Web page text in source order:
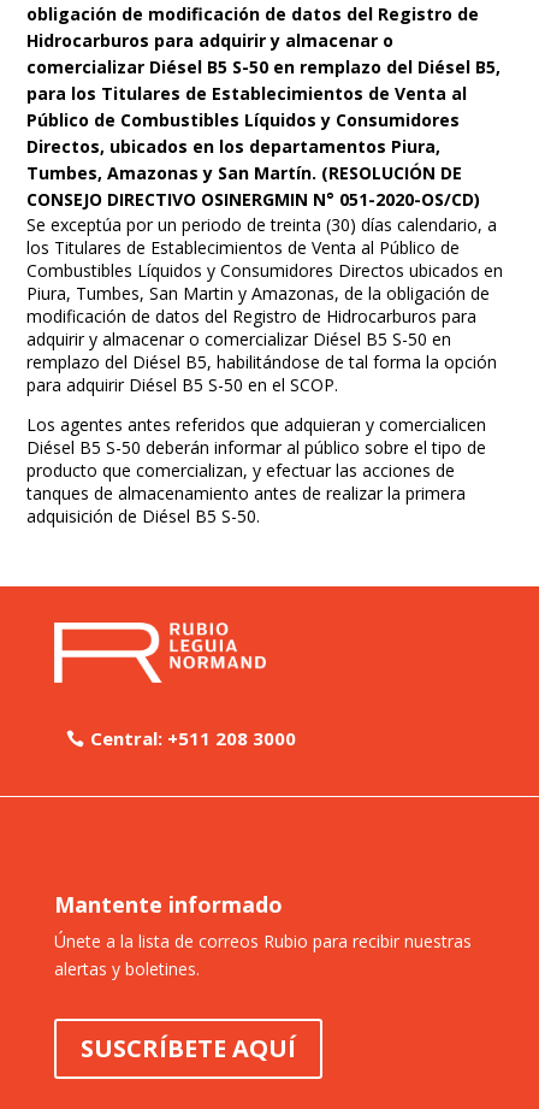
obligación de modificación de datos del Registro de
Hidrocarburos para adquirir y almacenar o
comercializar Diésel B5 S-50 en remplazo del Diésel B5,
para los Titulares de Establecimientos de Venta al
Público de Combustibles Líquidos y Consumidores
Directos, ubicados en los departamentos Piura,
Tumbes, Amazonas y San Martín. (RESOLUCIÓN DE
CONSEJO DIRECTIVO OSINERGMIN N° 051-2020-OS/CD)
Se exceptúa por un periodo de treinta (30) días calendario, a
los Titulares de Establecimientos de Venta al Público de
Combustibles Líquidos y Consumidores Directos ubicados en
Piura, Tumbes, San Martin y Amazonas, de la obligación de
modificación de datos del Registro de Hidrocarburos para
adquirir y almacenar o comercializar Diésel B5 S-50 en
remplazo del Diésel B5, habilitándose de tal forma la opción
para adquirir Diésel B5 S-50 en el SCOP.
Los agentes antes referidos que adquieran y comercialicen
Diésel B5 S-50 deberán informar al público sobre el tipo de
producto que comercializan, y efectuar las acciones de
tanques de almacenamiento antes de realizar la primera
adquisición de Diésel B5 S-50.
Central: +511 208 3000
Mantente informado
Únete a la lista de correos Rubio para recibir nuestras
alertas y boletines.
SUSCRÍBETE AQUÍ